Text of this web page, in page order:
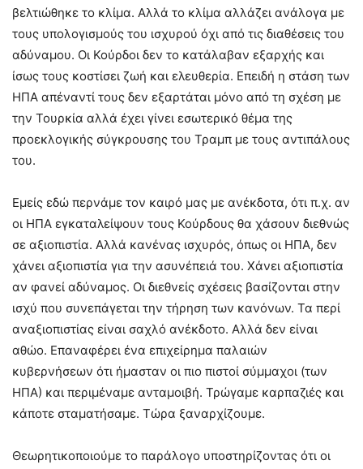
βελτιώθηκε το κλίμα. Αλλά το κλίμα αλλάζει ανάλογα με
τους υπολογισμούς του ισχυρού όχι από τις διαθέσεις του
αδύναμου. Οι Κούρδοι δεν το κατάλαβαν εξαρχής και
ίσως τους κοστίσει ζωή και ελευθερία. Επειδή η στάση των
ΗΠΑ απέναντί τους δεν εξαρτάται μόνο από τη σχέση με
την Τουρκία αλλά έχει γίνει εσωτερικό θέμα της
προεκλογικής σύγκρουσης του Τραμπ με τους αντιπάλους
του.
Εμείς εδώ περνάμε τον καιρό μας με ανέκδοτα, ότι π.χ. αν
οι ΗΠΑ εγκαταλείψουν τους Κούρδους θα χάσουν διεθνώς
σε αξιοπιστία. Αλλά κανένας ισχυρός, όπως οι ΗΠΑ, δεν
χάνει αξιοπιστία για την ασυνέπειά του. Χάνει αξιοπιστία
αν φανεί αδύναμος. Οι διεθνείς σχέσεις βασίζονται στην
ισχύ που συνεπάγεται την τήρηση των κανόνων. Τα περί
αναξιοπιστίας είναι σαχλό ανέκδοτο. Αλλά δεν είναι
αθώο. Επαναφέρει ένα επιχείρημα παλαιών
κυβερνήσεων ότι ήμασταν οι πιο πιστοί σύμμαχοι (των
ΗΠΑ) και περιμέναμε ανταμοιβή. Τρώγαμε καρπαζιές και
κάποτε σταματήσαμε. Τώρα ξαναρχίζουμε.
Θεωρητικοποιούμε το παράλογο υποστηρίζοντας ότι οι